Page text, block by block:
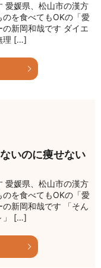
愛媛県、松山市の漢方
を食べてもOKの「愛
新岡和哉です ダイエ
[…]
いのに痩せない
愛媛県、松山市の漢方
を食べてもOKの「愛
新岡和哉です 「そん
」 […]